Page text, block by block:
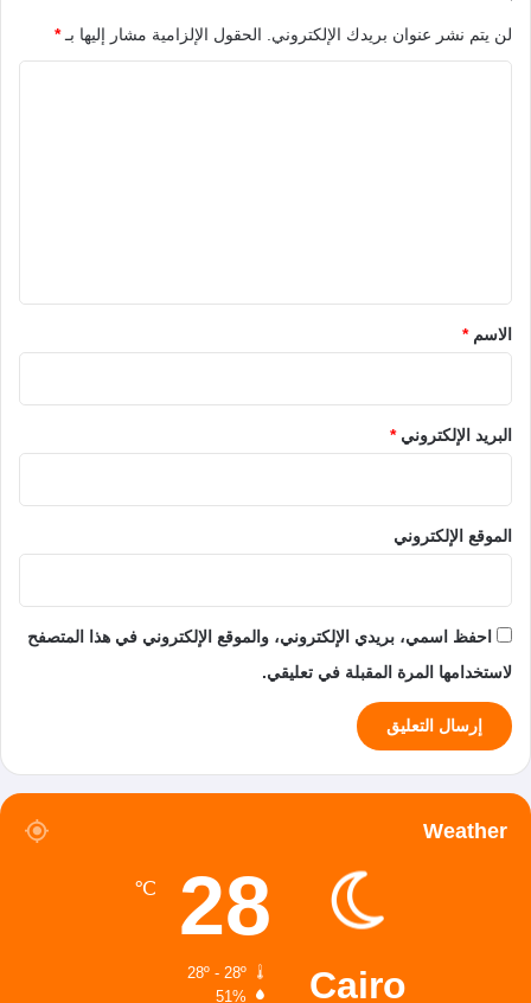
لن يتم نشر عنوان بريدك الإلكتروني. الحقول الإلزامية مشار إليها بـ*
*الاسم*
البريد الإلكتروني*
الموقع الإلكتروني
احفظ اسمي، بريدي الإلكتروني، والموقع الإلكتروني في هذا المتصفح
لاستخدامها المرة المقبلة في تعليقي.
Weather
Cairo
28
℃
28º - 28º
51%